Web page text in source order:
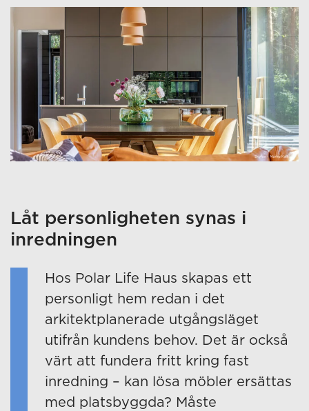
Låt personligheten synas i
inredningen
Hos Polar Life Haus skapas ett
personligt hem redan i det
arkitektplanerade utgångsläget
utifrån kundens behov. Det är också
värt att fundera fritt kring fast
inredning – kan lösa möbler ersättas
med platsbyggda? Måste